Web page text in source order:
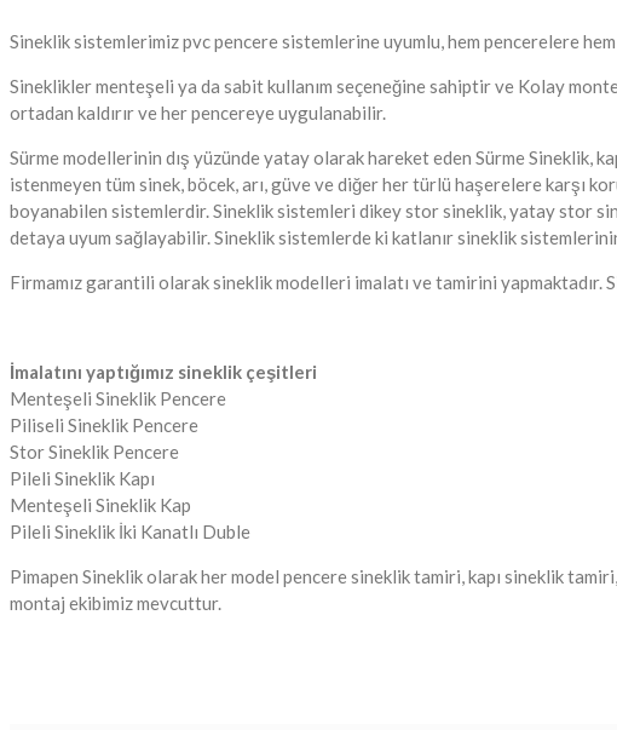
Sineklik sistemlerimiz pvc pencere sistemlerine uyumlu, hem pencerelere
Sineklikler menteşeli ya da sabit kullanım seçeneğine sahiptir ve Kolay
ortadan kaldırır ve her pencereye uygulanabilir.
Sürme modellerinin dış yüzünde yatay olarak hareket eden Sürme Sineklik,
istenmeyen tüm sinek, böcek, arı, güve ve diğer her türlü haşerelere karşı
boyanabilen sistemlerdir. Sineklik sistemleri dikey stor sineklik, yatay stor
detaya uyum sağlayabilir. Sineklik sistemlerde ki katlanır sineklik
Firmamız garantili olarak sineklik modelleri imalatı ve tamirini
İmalatını yaptığımız sineklik çeşitleri
Menteşeli Sineklik Pencere
Piliseli Sineklik Pencere
Stor Sineklik Pencere
Pileli Sineklik Kapı
Menteşeli Sineklik Kap
Pileli Sineklik İki Kanatlı Duble
Pimapen Sineklik olarak her model pencere sineklik tamiri, kapı sineklik
montaj ekibimiz mevcuttur.